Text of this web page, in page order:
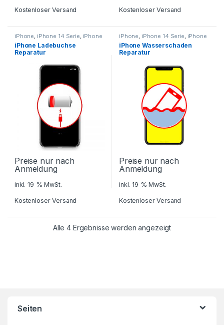
Kostenloser Versand Kostenloser Versand
iPhone iPhone 14 Serie iPhone
15 Serie Smartphone Reparatur
iPhone Ladebuchse
Reparatur
Preise nur nach
Anmeldung
inkl. 19 % MwSt.
Kostenloser Versand
iPhone iPhone 14 Serie iPhone
15 Serie Smartphone Reparatur
iPhone Wasserschaden
Reparatur
Preise nur nach
Anmeldung
inkl. 19 % MwSt.
Kostenloser Versand
Alle 4 Ergebnisse werden angezeigt
Seiten